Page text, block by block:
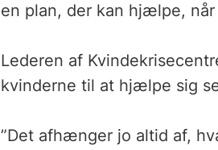
en plan, der kan hjælpe,
Lederen af
kvinderne til at hjælpe sig
”Det afhænger jo altid af,